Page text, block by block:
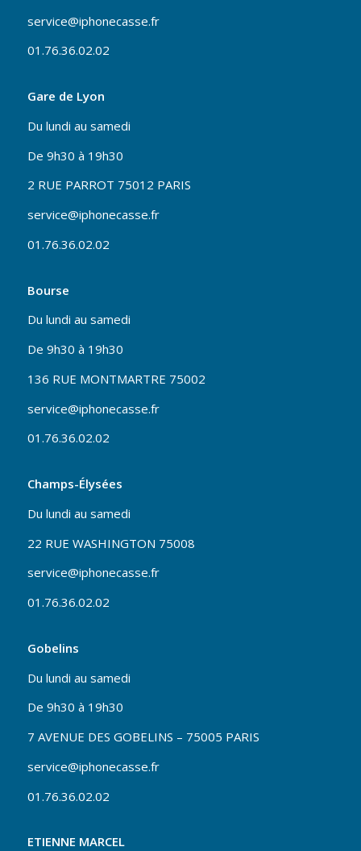
service@iphonecasse.fr
01.76.36.02.02
Gare de Lyon
Du lundi au samedi
De 9h30 à 19h30
2 RUE PARROT 75012 PARIS
service@iphonecasse.fr
01.76.36.02.02
Bourse
Du lundi au samedi
De 9h30 à 19h30
136 RUE MONTMARTRE 75002
service@iphonecasse.fr
01.76.36.02.02
Champs-Élysées
Du lundi au samedi
22 RUE WASHINGTON 75008
service@iphonecasse.fr
01.76.36.02.02
Gobelins
Du lundi au samedi
De 9h30 à 19h30
7 AVENUE DES GOBELINS – 75005 PARIS
service@iphonecasse.fr
01.76.36.02.02
ETIENNE MARCEL